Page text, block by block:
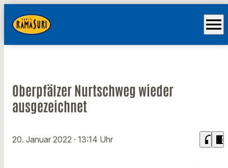
menu
Oberpfälzer Nurtschweg wieder
ausgezeichnet
20. Januar 2022 · 13:14 Uhr headphones chrome_reader_mode